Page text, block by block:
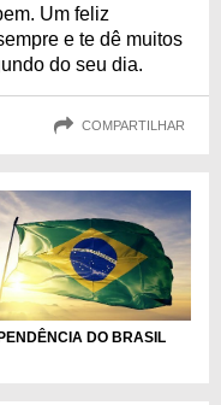
Um feliz
e te dê muitos
do seu dia.
COMPARTILHAR
DO BRASIL